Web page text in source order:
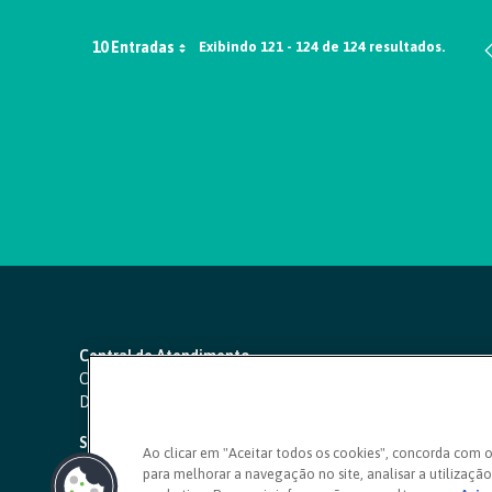
10 Entradas Exibindo 121 - 124 de 124 resultados.
Central de Atendimento
Capitais e regiões metropolitanas:
Demais localidades:
SAC 24 horas
Ouvidoria
Ao clicar em "Aceitar todos os cookies", concorda com
para melhorar a navegação no site, analisar a